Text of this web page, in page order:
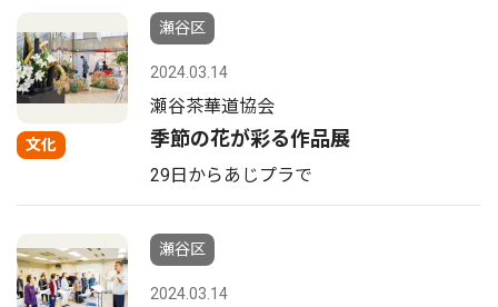
文化
瀬谷区
2024.03.14
瀬谷茶華道協会
季節の花が彩る作品展
29日からあじプラで
瀬谷区
2024.03.14